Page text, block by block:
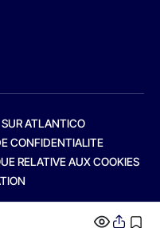
ATLANTICO
CONFIDENTIALITE
RELATIVE AUX COOKIES